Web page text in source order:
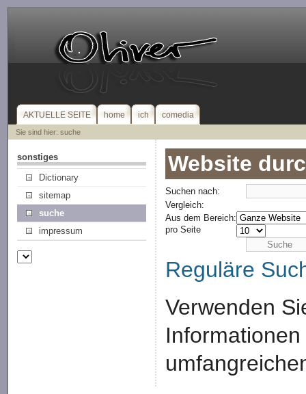
AKTUELLE SEITE home ich comedia
Sie sind hier: suche
sonstiges
Dictionary
sitemap
suche
impressum
Website
Suchen nach:
Vergleich:
Aus dem Bereich:
pro Seite
Reguläre
Verwenden